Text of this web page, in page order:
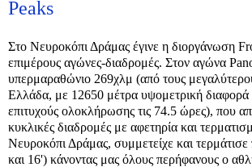
Peaks
Στο Νευροκόπι Δράμας έγινε η διοργάνωση
επιμέρους αγώνες-διαδρομές. Στον αγώνα
υπερμαραθώνιο 269χλμ (από τους
Ελλάδα, με 12650 μέτρα υψομετρική διαφορά
επιτυχούς ολοκλήρωσης τις 74.5 ώρες), που
κυκλικές διαδρομές με αφετηρία και
Νευροκόπι Δράμας, συμμετείχε και
και 16') κάνοντας μας όλους περήφανους ο